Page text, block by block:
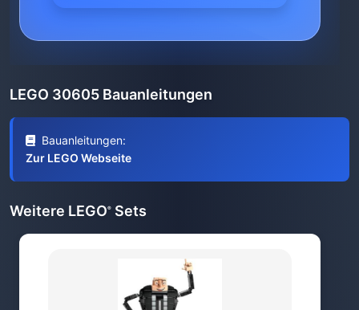
LEGO 30605 Bauanleitungen
Bauanleitungen:
Zur LEGO Webseite
Weitere LEGO® Sets